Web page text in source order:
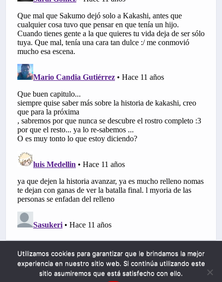
Utilizamos cookies para garantizar que le brindamos la mejor
experiencia en nuestro sitio web. Si continúa utilizando este
sitio asumiremos que está satisfecho con ello.